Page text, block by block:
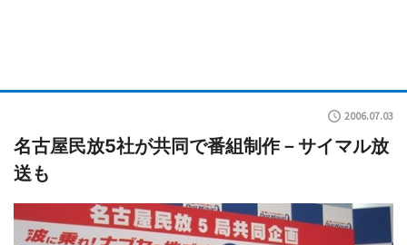
2006.07.03
名古屋民放5社が共同で番組制作－サイマル放
送も